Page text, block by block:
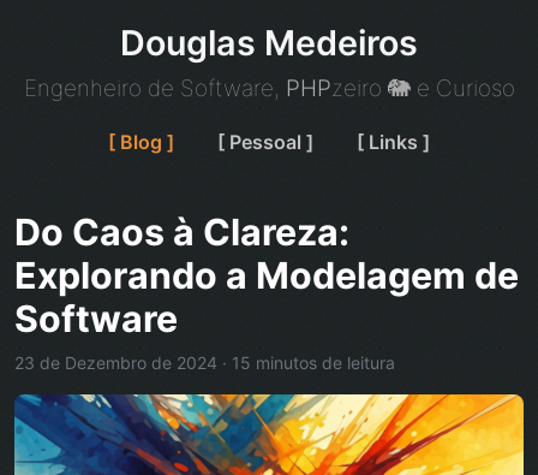
Douglas Medeiros
Engenheiro de Software, PHPzeiro 🐘 e Curioso
[ Blog ] [ Pessoal ] [ Links ]
Do Caos à Clareza:
Explorando a Modelagem de
Software
23 de Dezembro de 2024 · 15 minutos de leitura